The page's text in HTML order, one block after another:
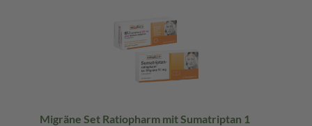
Migräne Set Ratiopharm mit Sumatriptan 1